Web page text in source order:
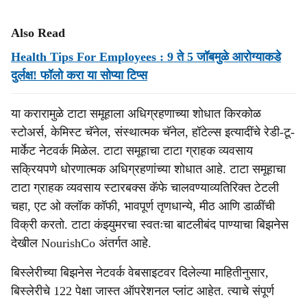
Also Read
Health Tips For Employees : 9 ते 5 जॉबमुळे आरोग्याकडे
दुर्लक्ष! फॉलो करा या सोप्या टिप्स
या करारामुळे टाटा समूहाला अधिग्रहणाच्या शोधात किरकोळ
स्टोअर्स, केमिस्ट चॅनेल, संस्थात्मक चॅनेल, हॉटेल्स इत्यादींचे रेडी-टू-
मार्केट नेटवर्क मिळेल. टाटा समूहाचा टाटा ग्राहक व्यवसाय
सक्रियपणे धोरणात्मक अधिग्रहणांच्या शोधात आहे. टाटा समूहाचा
टाटा ग्राहक व्यवसाय स्टारबक्स कॅफे चालवण्याव्यतिरिक्त टेटली
चहा, एट ओ क्लॉक कॉफी, भावपूर्ण तृणधान्ये, मीठ आणि डाळींची
विक्री करतो. टाटा कंझ्युमरचा स्वतःचा बाटलीबंद पाण्याचा बिझनेस
देखील NourishCo अंतर्गत आहे.
बिस्लेरीच्या बिझनेस नेटवर्क वेबसाइटवर दिलेल्या माहितीनुसार,
बिस्लेरीचे 122 पेक्षा जास्त ऑपरेशनल प्लांट आहेत. त्याचे संपूर्ण